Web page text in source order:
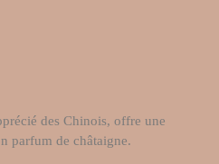
des Chinois, offre une
parfum de châtaigne.